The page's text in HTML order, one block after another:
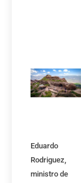
Eduardo
Rodriguez,
ministro de